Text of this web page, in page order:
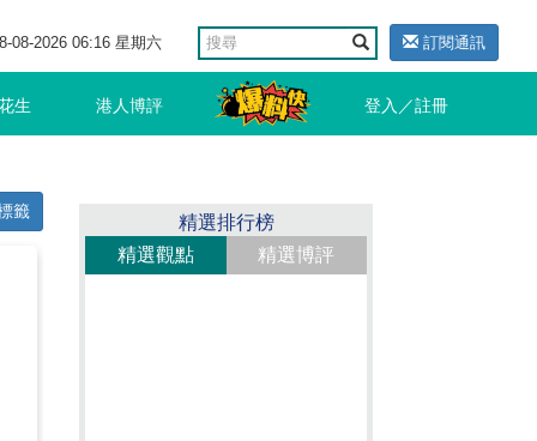
08-2026 06:16 星期六 訂閱通訊
生 港人博評 登入／註冊
籤
精選排行榜
精選觀點
精選博評